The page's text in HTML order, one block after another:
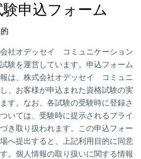
申込フォーム
社オデッセイ コミュニケーション
験を運営しています。申込フォーム
は、株式会社オデッセイ コミュニ
、お客様が申込まれた資格試験の実
す。なお、各試験の受験時に登録さ
いては、受験時に提示されるプライ
き取り扱われます。この申込フォー
へ提出すると、上記利用目的に同意
。個人情報の取り扱いに関する情報